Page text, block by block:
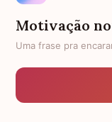
Motivação
Uma frase pra